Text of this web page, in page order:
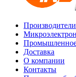
Производители
Промышленное
Доставка
О компании
Контакты